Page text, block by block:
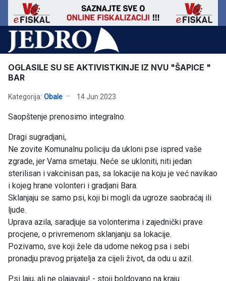
OGLASILE SU SE AKTIVISTKINJE IZ NVU "ŠAPICE "
BAR
Kategorija: Obale 14 Jun 2023
Saopštenje prenosimo integralno.
Dragi sugradjani,
Ne zovite Komunalnu policiju da ukloni pse ispred vaše
zgrade, jer Vama smetaju. Neće se ukloniti, niti jedan
sterilisan i vakcinisan pas, sa lokacije na koju je već navikao
i kojeg hrane volonteri i gradjani Bara.
Sklanjaju se samo psi, koji bi mogli da ugroze saobraćaj ili
ljude.
Uprava azila, saradjuje sa volonterima i zajednički prave
procjene, o privremenom sklanjanju sa lokacije.
Pozivamo, sve koji žele da udome nekog psa i sebi
pronadju pravog prijatelja za cijeli život, da odu u azil.
Psi laju, ali ne olajavaju! - stoji boldovano na kraju